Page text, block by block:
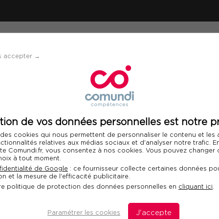
accepter →
de vos données personnelles est notre
cookies qui nous permettent de personnaliser le contenu et les
relatives aux médias sociaux et d'analyser notre trafic.
Comundi.fr, vous consentez à nos cookies. Vous pouvez changer
à tout moment.
de Google : ce fournisseur collecte certaines données
et la mesure de l'efficacité publicitaire.
politique de protection des données personnelles en cliquant ici.
Paramétrer les cookies J'accepte
télétravail
Télécharger le programme
en télétravail
le lien à distance